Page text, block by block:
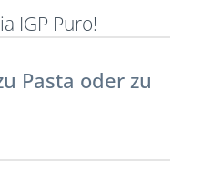
IGP Puro!
Pasta oder zu